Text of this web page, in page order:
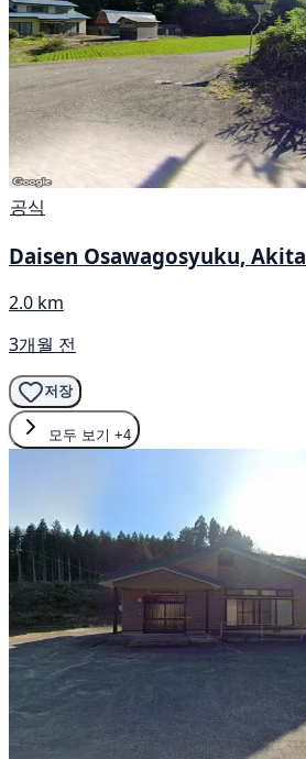
공식
Daisen Osawagosyuku, Akita
2.0 km
3개월 전
저장
모두 보기 +4